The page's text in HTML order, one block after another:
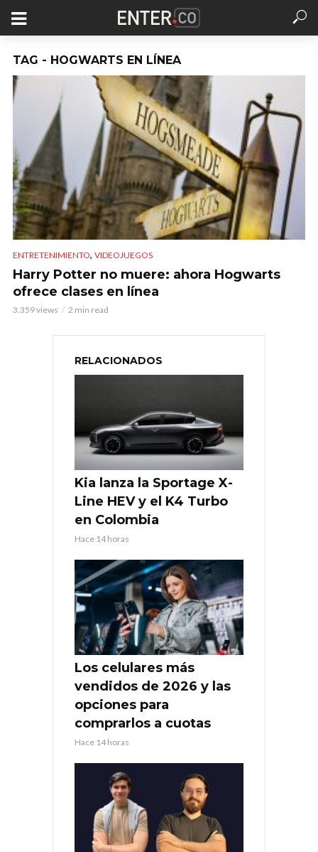
TAG - HOGWARTS EN LÍNEA
ENTRETENIMIENTO, VIDEOJUEGOS
Harry Potter no muere: ahora Hogwarts
ofrece clases en línea
3.359 views 2 min read
RELACIONADOS
Kia lanza la Sportage X-
Line HEV y el K4 Turbo
en Colombia
Hace 14 horas
Los celulares más
vendidos de 2026 y las
opciones para
comprarlos a cuotas
Hace 14 horas